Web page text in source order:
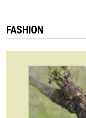
FASHION